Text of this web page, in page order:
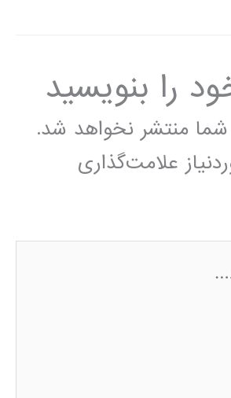
را بنویسید
شما منتشر نخواهد شد.
علامت‌گذاری